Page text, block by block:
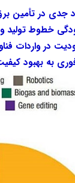
جدی در تأمین
خطوط تولید
در واردات
فوری به بهبود